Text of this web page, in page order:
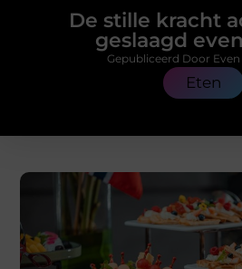
De stille kracht
geslaagd
Eten
Gepubliceerd Door